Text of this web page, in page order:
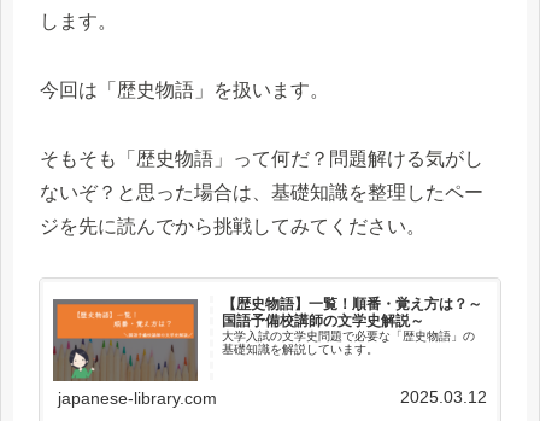
します。
今回は「歴史物語」を扱います。
そもそも「歴史物語」って何だ？問題解ける気がし
ないぞ？と思った場合は、基礎知識を整理したペー
ジを先に読んでから挑戦してみてください。
【歴史物語】一覧！順番・覚え方は？～
国語予備校講師の文学史解説～
大学入試の文学史問題で必要な「歴史物語」の
基礎知識を解説しています。
japanese-library.com 2025.03.12